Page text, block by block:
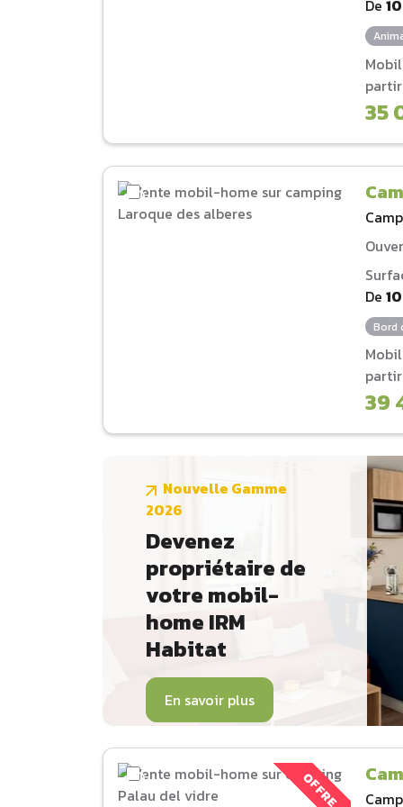
De
35
De
Bord
39
Nouvelle Gamme
2026
Devenez
propriétaire de
votre mobil-
home IRM
Habitat
En savoir plus
OFFRE